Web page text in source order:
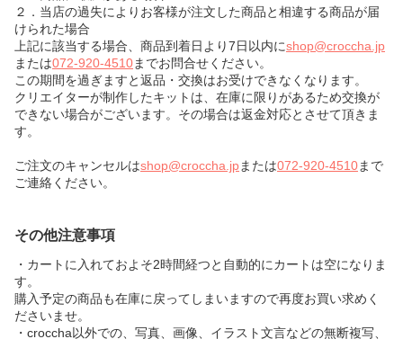
２．当店の過失によりお客様が注文した商品と相違する商品が届
けられた場合
上記に該当する場合、商品到着日より7日以内にshop@croccha.jp
または072-920-4510までお問合せください。
この期間を過ぎますと返品・交換はお受けできなくなります。
クリエイターが制作したキットは、在庫に限りがあるため交換が
できない場合がございます。その場合は返金対応とさせて頂きま
す。
ご注文のキャンセルはshop@croccha.jpまたは072-920-4510まで
ご連絡ください。
その他注意事項
・カートに入れておよそ2時間経つと自動的にカートは空になりま
す。
購入予定の商品も在庫に戻ってしまいますので再度お買い求めく
ださいませ。
・croccha以外での、写真、画像、イラスト文言などの無断複写、